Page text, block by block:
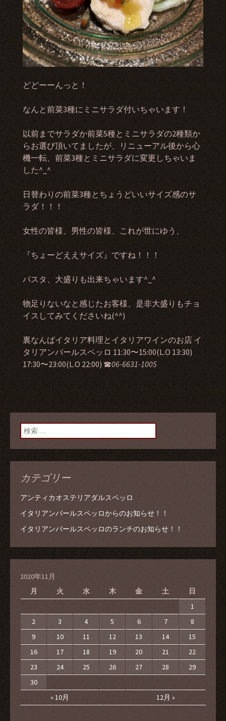
どどーーんっと！
なんと前菜3種にミニサラダ付いちゃいます！
以前までサラダか前菜5種とミニサラダの2種類か
らお選び頂いてましたが、リニューアル後から心
機一転、前菜3種とミニサラダに変更しちゃいま
した^_^
日替わりの前菜3種とちょうどいいサイズ感のサ
ラダ！！！
女性の皆様、男性の皆様、これが世にゆう、
『ちょーどええサイズ』ですね！！！
パスタ、大盛りも出来ちゃいます^_^
物足りないなと感じたお客様、是非大盛りもチョ
イスしてみてくださいね(^^)
裏なんばイタリア料理とイタリアワインのお店 イ
タリアンバールスペッロ 11:30〜15:00(L.O 13:30)
17:30〜23:00(L.O 22:00) ☎︎06-6631-1005
検索:
カテゴリー
アンティカオステリアダルスペッロ
イタリアンバールスペッロからのお知らせ！！
イタリアンバールスペッロのランチのお知らせ！！
2020年11月
月
火 水 木 金 土 日
« 10月 12月 »
1
2
3 4 5 6 7
8
9
10 11 12 13 14
15
16
17 18 19 20 21
22
23
24 25 26 27 28
29
30